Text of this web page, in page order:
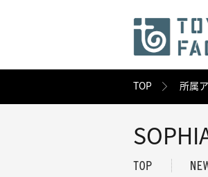
TOP 所属